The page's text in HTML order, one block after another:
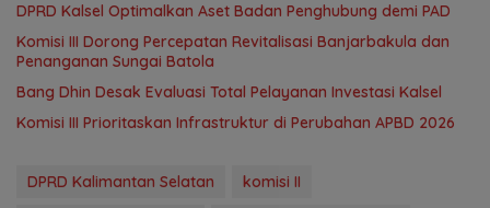
‎DPRD Kalsel Optimalkan Aset Badan Penghubung demi PAD
‎Komisi III Dorong Percepatan Revitalisasi Banjarbakula dan
Penanganan Sungai Batola
‎Bang Dhin Desak Evaluasi Total Pelayanan Investasi Kalsel
‎Komisi III Prioritaskan Infrastruktur di Perubahan APBD 2026
DPRD Kalimantan Selatan
komisi II